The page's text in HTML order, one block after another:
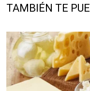
TAMBIÉN TE